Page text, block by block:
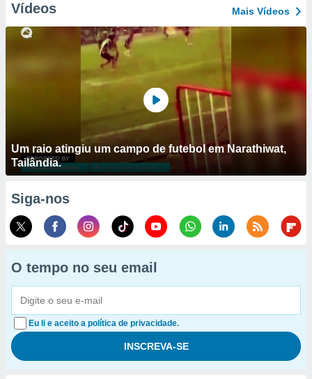
Vídeos Mais Vídeos
Um raio atingiu um campo de futebol em Narathiwat,
Tailândia.
Siga-nos
O tempo no seu email
Eu li e aceito a política de privacidade.